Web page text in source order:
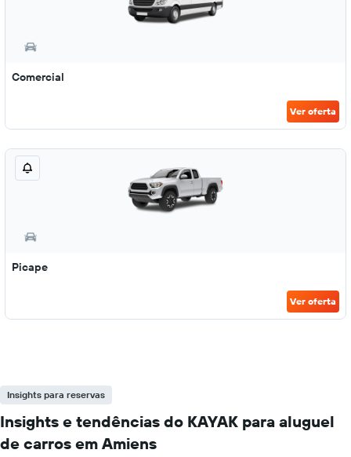
Comercial
Ver oferta
Picape
Ver oferta
Insights para reservas
Insights e tendências do KAYAK para aluguel
de carros em Amiens